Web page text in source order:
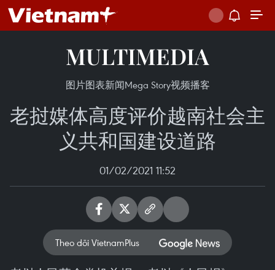
MULTIMEDIA
图片图表新闻Mega Story视频播客
老挝媒体高度评价越南社会主
义共和国建设道路
01/02/2021 11:52
Theo dõi VietnamPlus